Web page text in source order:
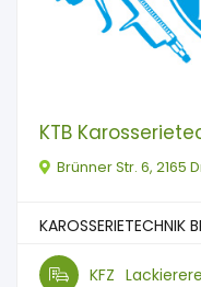
KTB
Brünner Str. 6, 2165
KAROSSERIETECHNIK
KFZ